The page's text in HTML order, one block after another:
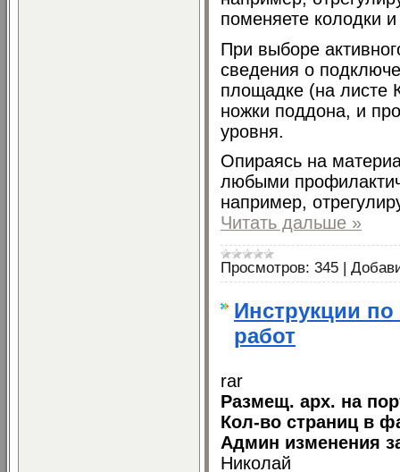
поменяете колодки
При выборе
сведения о
площадке (на листе
ножки поддона, и
уровня.
Опираясь на
любыми
например,
Читать дальше »
Просмотров: 345 |
Инструкции
работ
rar
Размещ. арх. на
Кол-во страниц в
Админ изменения
Николай